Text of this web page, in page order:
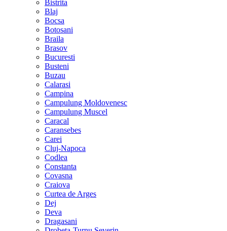
Bistrita
Blaj
Bocsa
Botosani
Braila
Brasov
Bucuresti
Busteni
Buzau
Calarasi
Campina
Campulung Moldovenesc
Campulung Muscel
Caracal
Caransebes
Carei
Cluj-Napoca
Codlea
Constanta
Covasna
Craiova
Curtea de Arges
Dej
Deva
Dragasani